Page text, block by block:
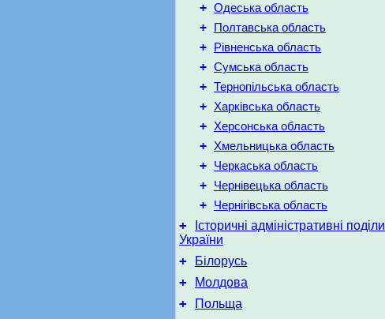
+ Одеська область
+ Полтавська область
+ Рівненська область
+ Сумська область
+ Тернопільська область
+ Харківська область
+ Херсонська область
+ Хмельницька область
+ Черкаська область
+ Чернівецька область
+ Чернігівська область
+
Історичні адміністративні поділи
України
+ Білорусь
+ Молдова
+ Польща